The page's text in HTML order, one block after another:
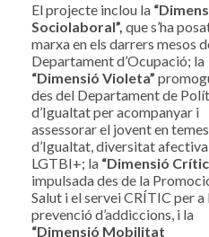
El projecte inclou la
Sociolaboral”, que s’ha
marxa en els darrers mesos
Departament d’Ocupació; la
“Dimensió Violeta”
des del Departament de
d’Igualtat per acompanyar i
assessorar el jovent en temes
d’Igualtat, diversitat
LGTBI+; la “Dimensió
impulsada des de la
Salut i el servei CRÍTIC per a
prevenció d’addiccions, i la
“Dimensió Mobilitat